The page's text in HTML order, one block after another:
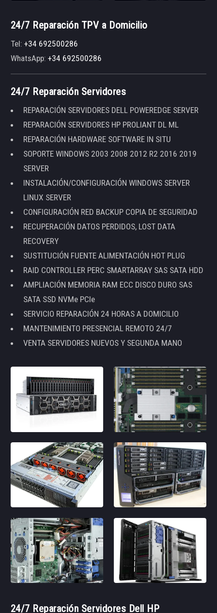
24/7 Reparación TPV a Domicilio
Tel:+34 692500286
WhatsApp:+34 692500286
24/7 Reparación Servidores
REPARACIÓN SERVIDORES DELL POWEREDGE SERVER
REPARACIÓN SERVIDORES HP PROLIANT DL ML
REPARACIÓN HARDWARE SOFTWARE IN SITU
SOPORTE WINDOWS 2003 2008 2012 R2 2016 2019
SERVER
INSTALACIÓN/CONFIGURACIÓN WINDOWS SERVER
LINUX SERVER
CONFIGURACIÓN RED BACKUP COPIA DE SEGURIDAD
RECUPERACIÓN DATOS PERDIDOS, LOST DATA
RECOVERY
SUSTITUCIÓN FUENTE ALIMENTACIÓN HOT PLUG
RAID CONTROLLER PERC SMARTARRAY SAS SATA HDD
AMPLIACIÓN MEMORIA RAM ECC DISCO DURO SAS
SATA SSD NVMe PCIe
SERVICIO REPARACIÓN 24 HORAS A DOMICILIO
MANTENIMIENTO PRESENCIAL REMOTO 24/7
VENTA SERVIDORES NUEVOS Y SEGUNDA MANO
24/7 Reparación Servidores Dell HP